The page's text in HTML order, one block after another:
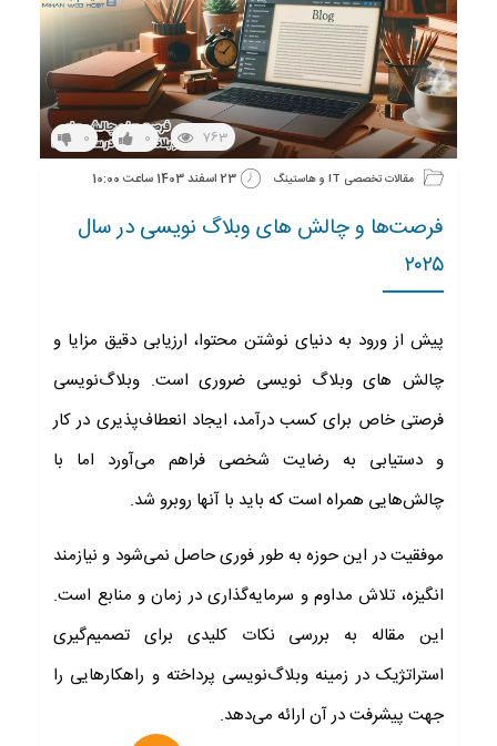
مقالات تخصصی IT و هاستینگ 23 اسفند 1403 ساعت 10:00
0
0 763
فرصت‌ها و چالش های وبلاگ نویسی در سال
۲۰۲۵
پیش از ورود به دنیای نوشتن محتوا، ارزیابی دقیق مزایا و
چالش های وبلاگ نویسی ضروری است. وبلاگ‌نویسی
فرصتی خاص برای کسب درآمد، ایجاد انعطاف‌پذیری در کار
و دستیابی به رضایت شخصی فراهم می‌آورد اما با
چالش‌هایی همراه است که باید با آنها روبرو شد.
موفقیت در این حوزه به طور فوری حاصل نمی‌شود و نیازمند
انگیزه، تلاش مداوم و سرمایه‌گذاری در زمان و منابع است.
این مقاله به بررسی نکات کلیدی برای تصمیم‌گیری
استراتژیک در زمینه وبلاگ‌نویسی پرداخته و راهکارهایی را
جهت پیشرفت در آن ارائه می‌دهد.